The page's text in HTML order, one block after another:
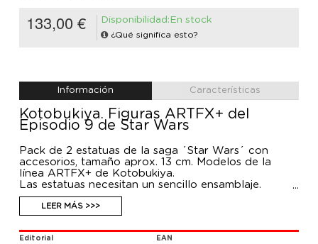
133,00 € Disponibilidad:En stock
¿Qué significa esto?
Información Características
Kotobukiya. Figuras ARTFX+ del
Episodio 9 de Star Wars
Pack de 2 estatuas de la saga ´Star Wars´ con
accesorios, tamaño aprox. 13 cm. Modelos de la
línea ARTFX+ de Kotobukiya.
Las estatuas necesitan un sencillo ensamblaje.
LEER MÁS >>>
Editorial EAN